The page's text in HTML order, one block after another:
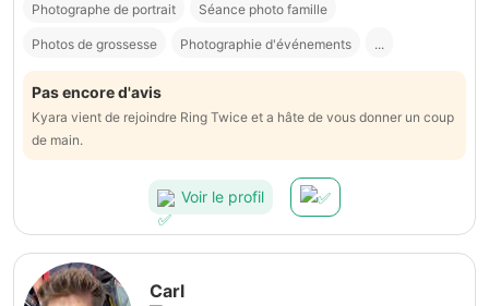
Photographe de portrait Séance photo famille
Photos de grossesse Photographie d'événements ...
Pas encore d'avis
Kyara vient de rejoindre Ring Twice et a hâte de vous donner un coup
de main.
Voir le profil
Carl